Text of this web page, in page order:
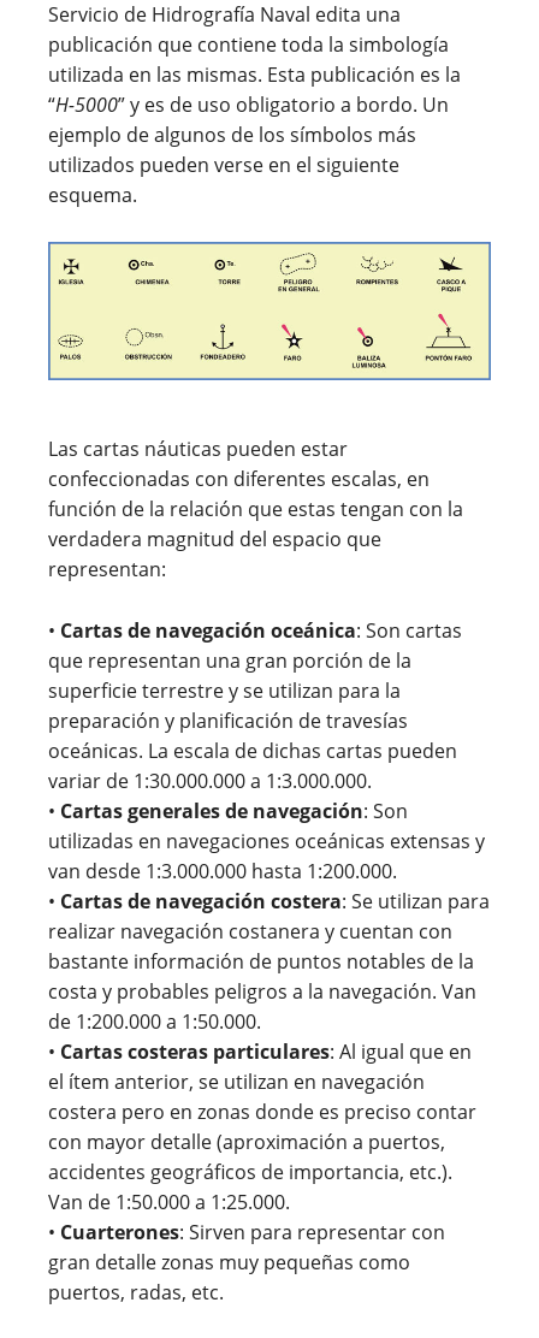
Servicio de Hidrografía Naval edita una
publicación que contiene toda la simbología
utilizada en las mismas. Esta publicación es la
“H-5000” y es de uso obligatorio a bordo. Un
ejemplo de algunos de los símbolos más
utilizados pueden verse en el siguiente
esquema.
Las cartas náuticas pueden estar
confeccionadas con diferentes escalas, en
función de la relación que estas tengan con la
verdadera magnitud del espacio que
representan:
• Cartas de navegación oceánica: Son cartas
que representan una gran porción de la
superficie terrestre y se utilizan para la
preparación y planificación de travesías
oceánicas. La escala de dichas cartas pueden
variar de 1:30.000.000 a 1:3.000.000.
• Cartas generales de navegación: Son
utilizadas en navegaciones oceánicas extensas y
van desde 1:3.000.000 hasta 1:200.000.
• Cartas de navegación costera: Se utilizan para
realizar navegación costanera y cuentan con
bastante información de puntos notables de la
costa y probables peligros a la navegación. Van
de 1:200.000 a 1:50.000.
• Cartas costeras particulares: Al igual que en
el ítem anterior, se utilizan en navegación
costera pero en zonas donde es preciso contar
con mayor detalle (aproximación a puertos,
accidentes geográficos de importancia, etc.).
Van de 1:50.000 a 1:25.000.
• Cuarterones: Sirven para representar con
gran detalle zonas muy pequeñas como
puertos, radas, etc.